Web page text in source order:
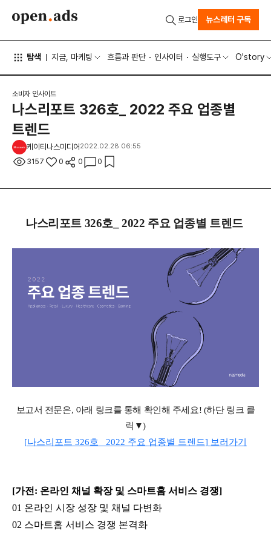
탐색 지금, 마케팅 흐름과 판단 인사이터 실행도구 O'story
로그인 뉴스레터 구독
소비자 인사이트
나스리포트 326호_ 2022 주요 업종별
트렌드
케이티나스미디어 2022.02.28 06:55
3157 0 0 0
나스리포트 326호_ 2022 주요 업종별 트렌드
보고서 전문은, 아래 링크를 통해 확인해 주세요! (하단 링크 클
릭▼)
[나스리포트 326호 _ 2022 주요 업종별 트렌드] 보러가기
[가전: 온라인 채널 확장 및 스마트홈 서비스 경쟁]
01 온라인 시장 성장 및 채널 다변화
02 스마트홈 서비스 경쟁 본격화